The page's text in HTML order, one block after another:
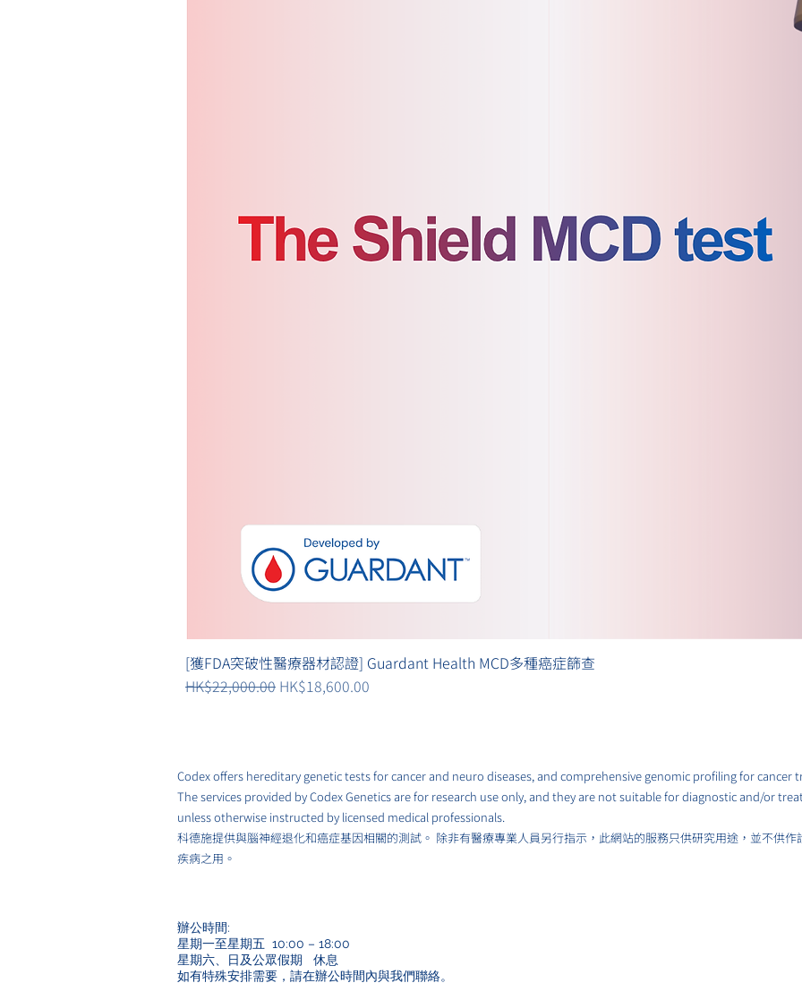
快速瀏覽
[獲FDA突破性醫療器材認證] Guardant Health MCD多種癌症篩查
一般價格
HK$22,000.00 促銷價格
HK$18,600.00
Codex offers hereditary genetic tests for cancer and neuro diseases, and comprehensive genomic profiling for cancer
The services provided by Codex Genetics are for research use only, and they are not suitable for diagnostic and/or
unless otherwise instructed by licensed medical professionals.
科德施提供與腦神經退化和癌症基因相關的測試。 除非有醫療專業人員另行指示，此網站的服務只供研究用途，並不供作
疾病之用。
辦公時間:
星期一至星期五 10:00 – 18:00
星期六、日及公眾假期 休息
如有特殊安排需要，請在辦公時間內與我們聯絡。